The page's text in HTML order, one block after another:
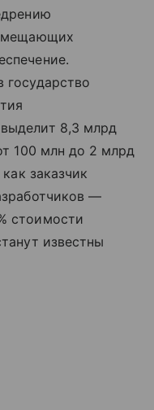
государство
8,3 млрд
100 млн до 2 млрд
заказчик
—
стоимости
известны